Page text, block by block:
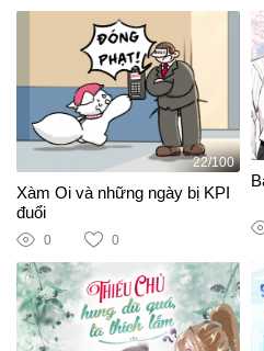
22/100
Xàm Oi và những ngày bị KPI
đuổi
0 0